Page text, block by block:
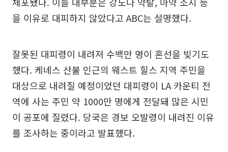
을 이유로 대피하지 않았다고 ABC는 설명했다.
잘못된 대피령이 내려져 수백만 명이 혼선을 빚기도
했다. 케네스 산불 인근의 웨스트 힐스 지역 주민을
대상으로 내려질 예정이었던 대피령이 LA 카운티 전
역에 사는 주민 약 1000만 명에게 전달돼 많은 시민
이 공포에 질렸다. 당국은 경보 오발령이 내려진 이유
를 조사하는 중이라고 발표했다.